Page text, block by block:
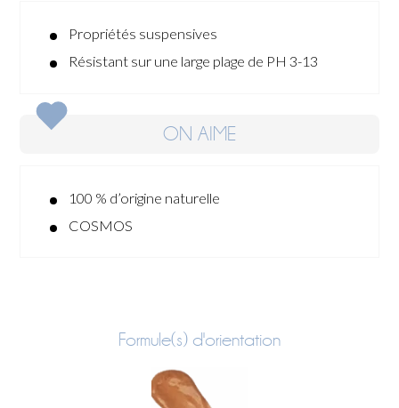
Propriétés suspensives
Résistant sur une large plage de PH 3-13
ON AIME
100 % d’origine naturelle
COSMOS
Formule(s) d'orientation